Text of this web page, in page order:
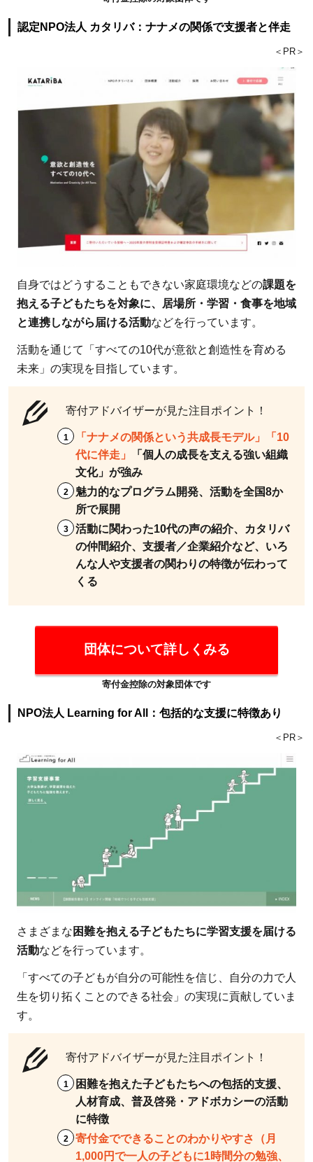
団法人
知名度
の高さ
が信頼
2.4.2
公益財
ジョイ
セフ：
女性に
る自由
を届け
2.4.3
認定
NPO法
人ワー
ルド・
ビジョ
ン・ジ
ャパ
ン：子
どもと
5.環
気候
生物
多様
一般社
団法人
グリー
ンピー
ス・ジ
ャパ
府や企
業から
ない独
特徴
2.6
6.災
害支
認定NPO法人 カタリバ：ナナメの関係で支援者と伴走
＜PR＞
自身ではどうすることもできない家庭環境などの課題を
抱える子どもたちを対象に、居場所・学習・食事を地域
と連携しながら届ける活動などを行っています。
活動を通じて「すべての10代が意欲と創造性を育める
未来」の実現を目指しています。
寄付アドバイザーが見た注目ポイント！
「ナナメの関係という共成長モデル」「10
代に伴走」
「個人の成長を支える強い組織
文化」が強み
魅力的なプログラム開発、活動を全国8か
所で展開
活動に関わった10代の声の紹介、カタリバ
の仲間紹介、支援者／企業紹介など、いろ
んな人や支援者の関わりの特徴が伝わって
くる
団体について詳しくみる
寄付金控除の対象団体です
NPO法人 Learning for All：包括的な支援に特徴あり
＜PR＞
さまざまな 困難を抱える子どもたちに学習支援を届ける
活動などを行っています。
「すべての子どもが自分の可能性を信じ、自分の力で人
生を切り拓くことのできる社会」の実現に貢献していま
す。
寄付アドバイザーが見た注目ポイント！
困難を抱えた子どもたちへの包括的支援、
人材育成、普及啓発・アドボカシーの活動
に特徴
寄付金でできることのわかりやすさ（月
1,000円で一人の子どもに1時間分の勉強、